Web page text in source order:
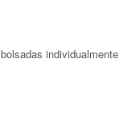
individualmente